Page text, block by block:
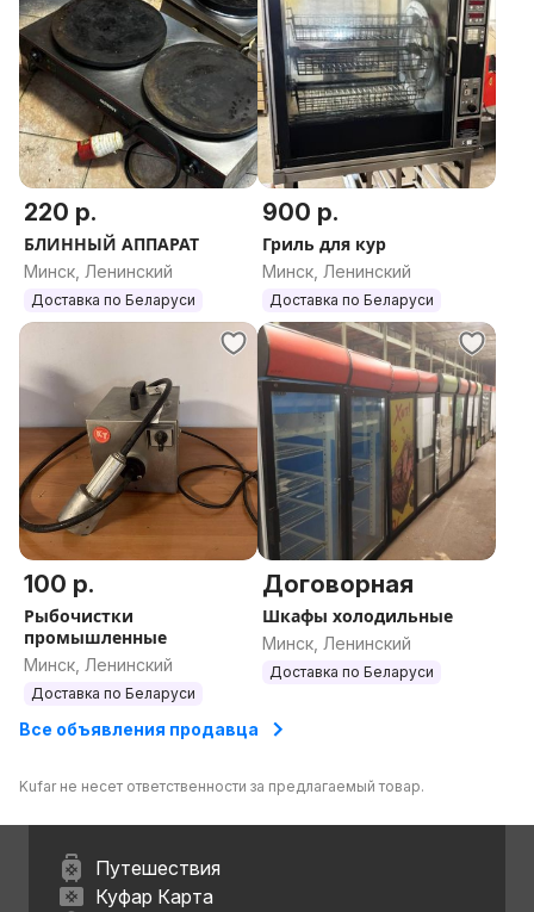
220 р.
БЛИННЫЙ АППАРАТ
Минск, Ленинский
Доставка по Беларуси
900 р.
Гриль для кур
Минск, Ленинский
Доставка по Беларуси
100 р.
Рыбочистки
промышленные
Минск, Ленинский
Доставка по Беларуси
Договорная
Шкафы холодильные
Минск, Ленинский
Доставка по Беларуси
Все объявления продавца
Kufar не несет ответственности за предлагаемый товар.
Путешествия
Куфар Карта